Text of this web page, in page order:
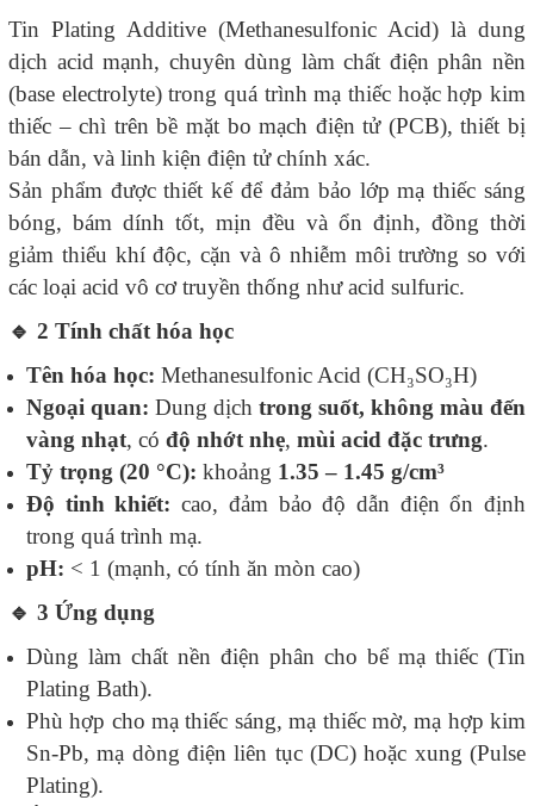
Tin Plating Additive (Methanesulfonic Acid) là dung
dịch acid mạnh, chuyên dùng làm chất điện phân nền
(base electrolyte) trong quá trình mạ thiếc hoặc hợp kim
thiếc – chì trên bề mặt bo mạch điện tử (PCB), thiết bị
bán dẫn, và linh kiện điện tử chính xác.
Sản phẩm được thiết kế để đảm bảo lớp mạ thiếc sáng
bóng, bám dính tốt, mịn đều và ổn định, đồng thời
giảm thiểu khí độc, cặn và ô nhiễm môi trường so với
các loại acid vô cơ truyền thống như acid sulfuric.
🔹 2️ Tính chất hóa học
Tên hóa học: Methanesulfonic Acid (CH₃SO₃H)
Ngoại quan: Dung dịch trong suốt, không màu đến
vàng nhạt, có độ nhớt nhẹ, mùi acid đặc trưng.
Tỷ trọng (20 °C): khoảng 1.35 – 1.45 g/cm³
Độ tinh khiết: cao, đảm bảo độ dẫn điện ổn định
trong quá trình mạ.
pH: < 1 (mạnh, có tính ăn mòn cao)
🔹 3️ Ứng dụng
Dùng làm chất nền điện phân cho bể mạ thiếc (Tin
Plating Bath).
Phù hợp cho mạ thiếc sáng, mạ thiếc mờ, mạ hợp kim
Sn-Pb, mạ dòng điện liên tục (DC) hoặc xung (Pulse
Plating).